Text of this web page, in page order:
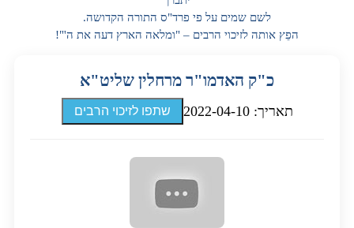
לשם שמים על פי פרד"ס התורה הקדושה.
הפֵץ אותה לזיכוי הרבים – "ומלאה הארץ דעה את ה'"!
כ"ק האדמו"ר מרחלין שליט"א
תאריך: 2022-04-10 שתפו לזיכוי הרבים